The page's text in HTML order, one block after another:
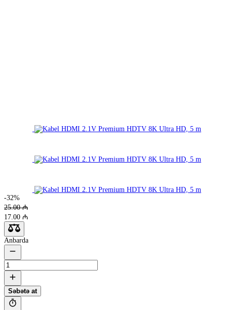
-32%
25.00 ₼
17.00 ₼
Anbarda
Səbətə at